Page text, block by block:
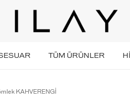
TÜM ÜRÜNLER
KAHVERENGİ